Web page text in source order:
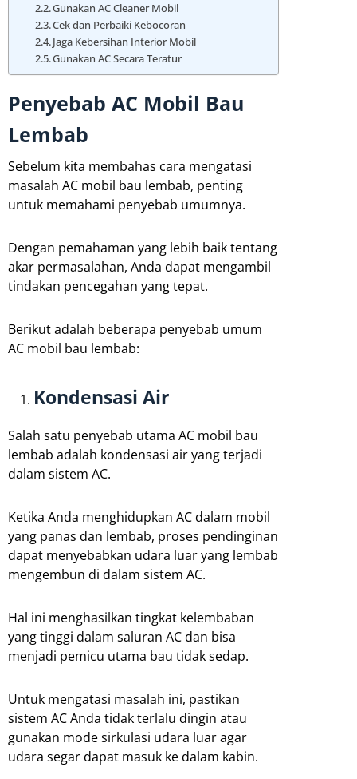
Gunakan AC Cleaner Mobil
Cek dan Perbaiki Kebocoran
Jaga Kebersihan Interior Mobil
Gunakan AC Secara Teratur
Penyebab AC Mobil Bau
Lembab
Sebelum kita membahas cara mengatasi
masalah AC mobil bau lembab, penting
untuk memahami penyebab umumnya.
Dengan pemahaman yang lebih baik tentang
akar permasalahan, Anda dapat mengambil
tindakan pencegahan yang tepat.
Berikut adalah beberapa penyebab umum
AC mobil bau lembab:
Kondensasi Air
Salah satu penyebab utama AC mobil bau
lembab adalah kondensasi air yang terjadi
dalam sistem AC.
Ketika Anda menghidupkan AC dalam mobil
yang panas dan lembab, proses pendinginan
dapat menyebabkan udara luar yang lembab
mengembun di dalam sistem AC.
Hal ini menghasilkan tingkat kelembaban
yang tinggi dalam saluran AC dan bisa
menjadi pemicu utama bau tidak sedap.
Untuk mengatasi masalah ini, pastikan
sistem AC Anda tidak terlalu dingin atau
gunakan mode sirkulasi udara luar agar
udara segar dapat masuk ke dalam kabin.